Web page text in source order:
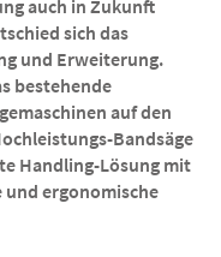
auch in Zukunft
sich das
und Erweiterung.
bestehende
auf den
Bandsäge
Handling-Lösung mit
ergonomische